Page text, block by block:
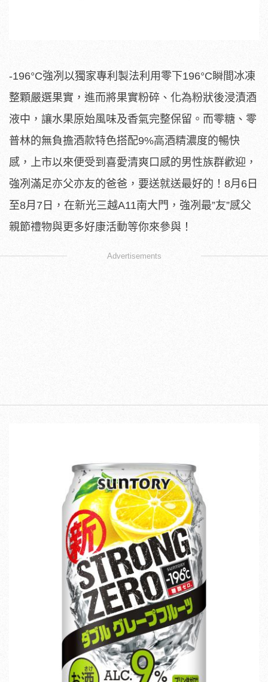
-196°C強冽以獨家專利製法利用零下196°C瞬間冰凍
整顆嚴選果實，進而將果實粉碎、化為粉狀後浸漬酒
液中，讓水果原始風味及香氣完整保留。而零糖、零
普林的無負擔酒款特色搭配9%高酒精濃度的暢快
感，上市以來便受到喜愛清爽口感的男性族群歡迎，
強冽滿足亦父亦友的爸爸，要送就送最好的！8月6日
至8月7日，在新光三越A11南大門，強冽最”友”感父
親節禮物與更多好康活動等你來參與！
Advertisements